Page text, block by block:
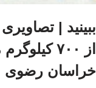
ببینید |
از ۷۰۰
خراسان رضوی